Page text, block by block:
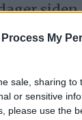
My
sale, sharing to
or sensitive
please use the
siden